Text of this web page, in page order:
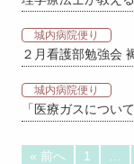
城内病院便り
２月看護部勉強会
城内病院便り
「医療ガスについ
« 前へ 1